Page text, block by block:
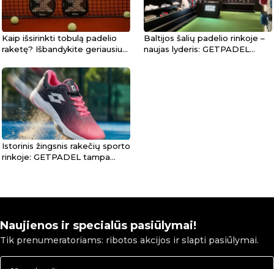
Kaip išsirinkti tobulą padelio
raketę? Išbandykite geriausius
Baltijos šalių padelio rinkoje –
naujas lyderis: GETPADEL
Istorinis žingsnis rakečių sporto
rinkoje: GETPADEL tampa
Naujienos ir specialūs pasiūlymai!
Tik prenumeratoriams: ribotos akcijos ir slapti pasiūlymai.